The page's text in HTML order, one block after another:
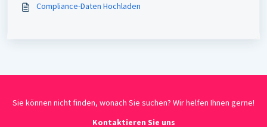
Compliance-Daten Hochladen
Sie können nicht finden, wonach Sie suchen? Wir helfen Ihnen gerne!
Kontaktieren Sie uns